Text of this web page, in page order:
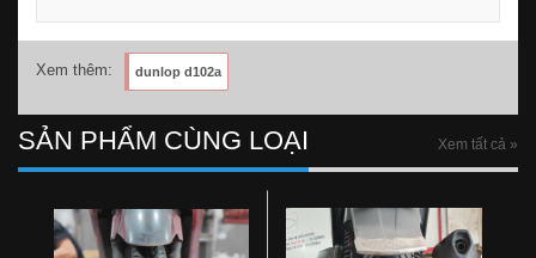
Xem thêm: dunlop d102a
SẢN PHẨM CÙNG LOẠI Xem tất cả »